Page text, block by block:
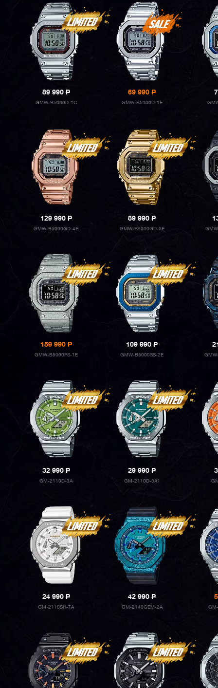
89 990P
GMW-B5000D-1C
69 990P
GMW-B5000D-1E
129 990P
GMW-B5000GD-4E
89 990P
GMW-B5000GD-9E
159 990P
GMW-B5000PS-1E
109 990P
GMW-B5000SS-2E
32 990P
GM-2110D-3A
29 990P
GM-2110D-3A1
24 990P
GM-2110SH-7A
42 990P
GM-2140GEM-2A